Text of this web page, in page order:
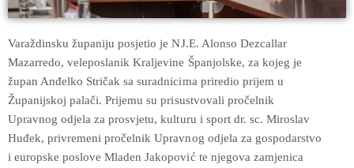
Varaždinsku županiju posjetio je NJ.E. Alonso Dezcallar
Mazarredo, veleposlanik Kraljevine Španjolske, za kojeg je
župan Anđelko Stričak sa suradnicima priredio prijem u
Županijskoj palači. Prijemu su prisustvovali pročelnik
Upravnog odjela za prosvjetu, kulturu i sport dr. sc. Miroslav
Huđek, privremeni pročelnik Upravnog odjela za gospodarstvo
i europske poslove Mladen Jakopović te njegova zamjenica